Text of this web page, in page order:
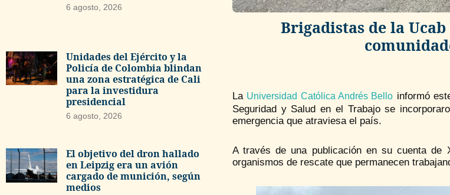
6 agosto, 2026
Unidades del Ejército y la
Policía de Colombia blindan
una zona estratégica de Cali
para la investidura
presidencial
6 agosto, 2026
El objetivo del dron hallado
en Leipzig era un avión
cargado de munición, según
medios
Brigadistas de la
La Universidad Católica Andrés Bello informó
Seguridad y Salud en el Trabajo se
emergencia que atraviesa el país.
A través de una publicación en su cuenta de
organismos de rescate que permanecen